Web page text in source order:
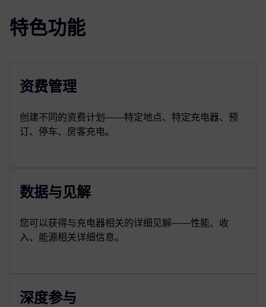
特色功能
资费管理
创建不同的资费计划——特定地点、特定充电器、预
订、停车、房客充电。
数据与见解
您可以获得与充电器相关的详细见解——性能、收
入、能源相关详细信息。
深度参与